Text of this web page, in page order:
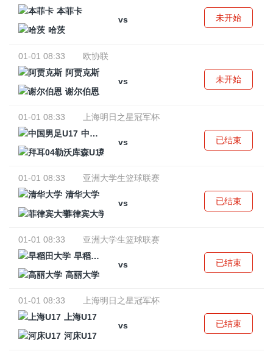
本菲卡
vs
哈茨
未开始
01-01 08:33
欧协联
阿贾克斯
vs
谢尔伯恩
未开始
01-01 08:33
上海明日之星冠军杯
中国男足U17
vs
拜耳04勒沃库森U17
已结束
01-01 08:33
亚洲大学生篮球联赛
清华大学
vs
菲律宾大学
已结束
01-01 08:33
亚洲大学生篮球联赛
早稻田大学
vs
高丽大学
已结束
01-01 08:33
上海明日之星冠军杯
上海U17
vs
河床U17
已结束